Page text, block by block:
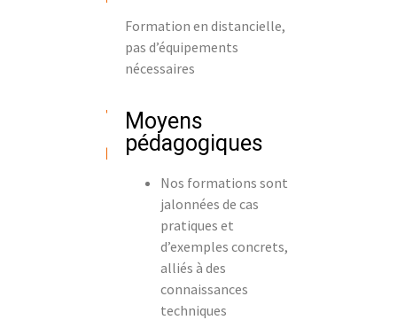
Formation en distancielle,
pas d’équipements
nécessaires
Moyens
pédagogiques
Nos formations sont
jalonnées de cas
pratiques et
d’exemples concrets,
alliés à des
connaissances
techniques